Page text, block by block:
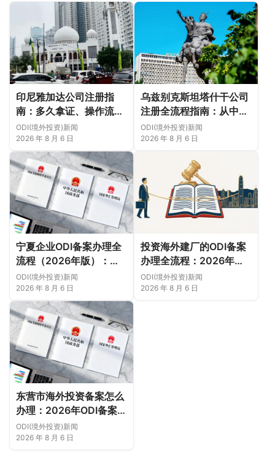
印尼雅加达公司注册指
南：多久拿证、操作流程
与股东新规（附材料清单
及成功案例与正规靠谱代
办中介推荐）
ODI(境外投资)新闻
2026 年 8 月 6 日
乌兹别克斯坦塔什干公司
注册全流程指南：从中国
ODI备案到当地银行开户
（附材料清单及成功案例
ODI(境外投资)新闻
2026 年 8 月 6 日
宁夏企业ODI备案办理全
流程（2026年版）：从
项目立项、发改商务备案
到银行汇款（附材料清单
及成功案例与正规靠谱代
办中介推荐）
ODI(境外投资)新闻
2026 年 8 月 6 日
投资海外建厂的ODI备案
办理全流程：2026年版
实操指南（附材料清单及
成功案例与正规靠谱代办
ODI(境外投资)新闻
2026 年 8 月 6 日
东营市海外投资备案怎么
办理：2026年ODI备案流
程、材料与注意事项（附
材料清单及成功案例与正
ODI(境外投资)新闻
2026 年 8 月 6 日